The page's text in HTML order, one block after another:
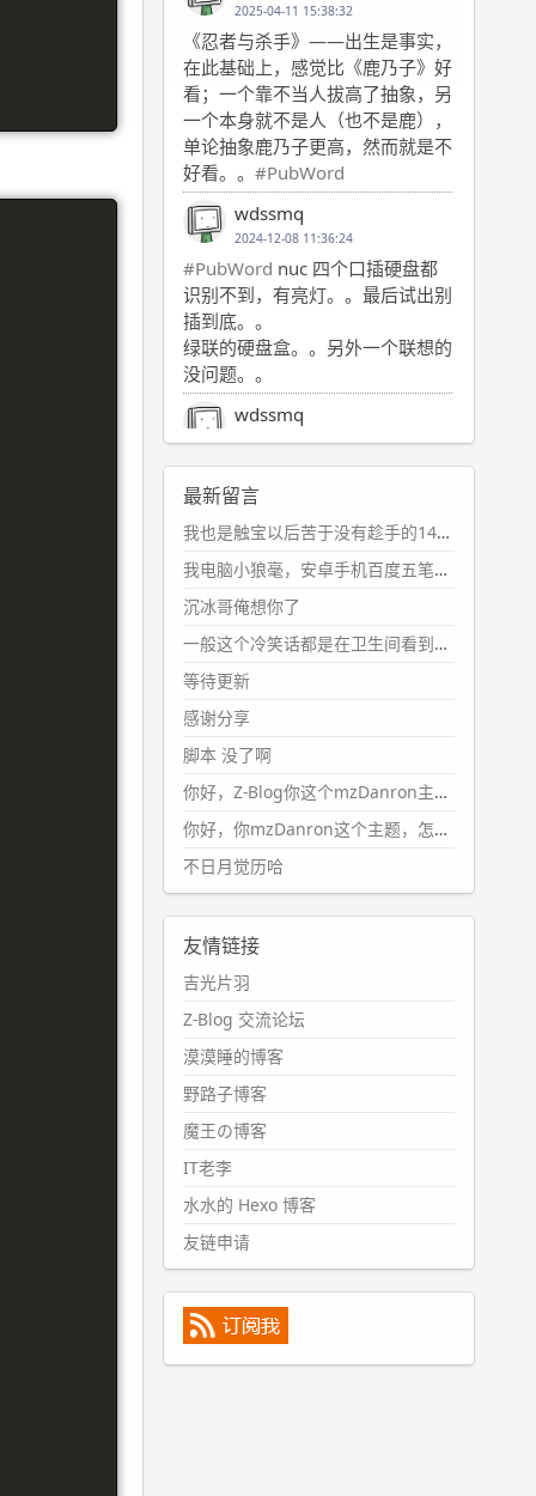
2025-04-11 15:38:32
《忍者与杀手》——出生是事实，
在此基础上，感觉比《鹿乃子》好
看；一个靠不当人拔高了抽象，另
一个本身就不是人（也不是鹿），
单论抽象鹿乃子更高，然而就是不
好看。。 #PubWord
wdssmq
2024-12-08 11:36:24
#PubWord nuc 四个口插硬盘都
识别不到，有亮灯。。最后试出别
插到底。。
绿联的硬盘盒。。另外一个联想的
没问题。。
wdssmq
2024-11-19 17:31:51
#PubWord近期观影记录：超级
马里奥，死侍与金刚狼。。
wdssmq
2024-10-08 10:12:25
#PubWord搬家也告一段落，虽
然搬过来的东西还得归置，新衣柜
虽说已经散俩月味儿了，但还是不
想放衣服进去。
wdssmq
2024-09-23 21:00:49
#PubWord
一次？？碎雨集_沉冰浮水_第1页
https://www.wdssmq.com/ta
g/%E7%A2%8E%E9%9B%A8%E
9%9B%86/
wdssmq
2024-09-23 20:58:40
话，2024 年目前只发了 13 条
嘟？？？？
wdssmq
2024-09-15 10:32:07
#PubWordVSCode 内 git 操作卡
住的时候没办法主动取消一直是个
痛点，一般都是推送或拉取，今天
连提交都卡了。。
wdssmq
#PubWord又一个夏天过去了，
所以今年也没买防水鞋套；然后天
凉了，为了应对踢被子买了睡袋，
不知道 1.2 米会不会略窄。。
最新留言
我也是触宝以后苦于没有趁手的14键五笔键盘久矣上面那位兄台用的百度双键点划布局我也用过很久，那个皮肤做得很粗糙，个别键位的触发区域是错位的，快速打字时很容易出错，修改它的皮肤文件校正后勉强能用，但早年出的皮肤分辨率太低，实在谈不上美观。百度小米定制版的商店里有一个"小黑板"皮肤还不错(百度官方输入法商店里没有)，但那个风格我不喜欢这两天找到了一个叫"森林集"的公众号，开发了海量的皮肤，很多都有14键版本，付费但很便宜，几块钱，终于有自己满意的输入法了搜了一下，这个工作室还是百度的官方合作伙伴，不知道为什么14键作品都不在官方商店上架，难道是百度官方在刻意放弃14键？
我电脑小狼毫，安卓手机百度五笔，皮肤用的双键点划，挺好的。
沉冰哥俺想你了
一般这个冷笑话都是在卫生间看到的多
等待更新
感谢分享
脚本 没了啊
你好，Z-Blog你这个mzDanron主题，怎么去除文章标题图像和文章摘要，仅显示标题，感谢回复！
你好，你mzDanron这个主题，怎么去除文章标题的图像和文章摘要！仅显示标题，感谢回复解决！
不日月觉历哈
友情链接
吉光片羽
Z-Blog 交流论坛
漠漠睡的博客
野路子博客
魔王の博客
IT老李
水水的 Hexo 博客
友链申请